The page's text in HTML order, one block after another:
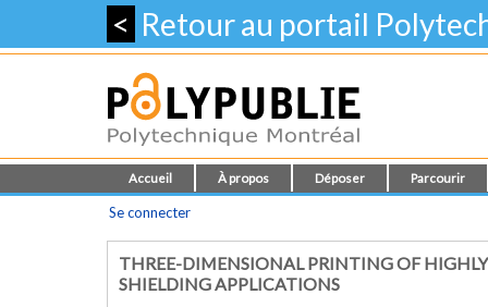
< Retour au portail
Accueil À propos Déposer Parcourir
Se connecter
THREE-DIMENSIONAL PRINTING OF
SHIELDING APPLICATIONS